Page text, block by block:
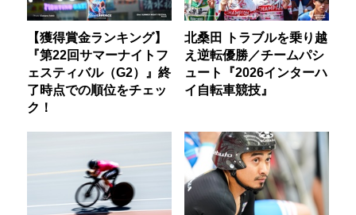
【獲得賞金ランキング】
『第22回サマーナイトフ
ェスティバル（G2）』終
了時点での順位をチェッ
ク！
北桑田 トラブルを乗り越
え逆転優勝／チームパシ
ュート『2026インターハ
イ自転車競技』